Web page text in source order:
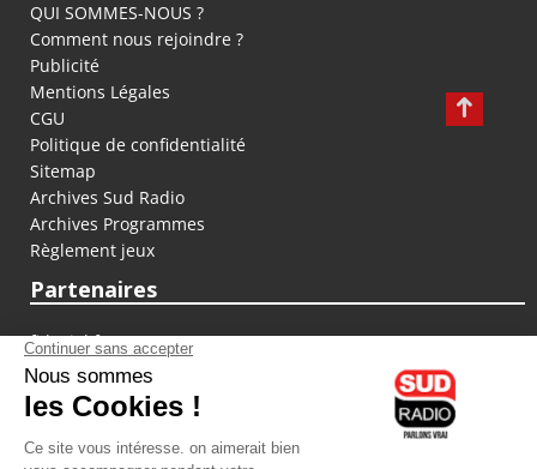
QUI SOMMES-NOUS ?
Comment nous rejoindre ?
Publicité
Mentions Légales
CGU
Politique de confidentialité
Sitemap
Archives Sud Radio
Archives Programmes
Règlement jeux
Partenaires
fiducial.fr
lyoncapitale.fr
olympique-et-lyonnais.com
L'application Iphone / Android